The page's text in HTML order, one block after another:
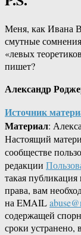
Меня, как Ивана
смутные
«левых
пишет?
Александр
Источник
Материал:
Настоящий
сообществе
редакции
такая
права, вам
на EMAIL
содержащей
сроки устранено,